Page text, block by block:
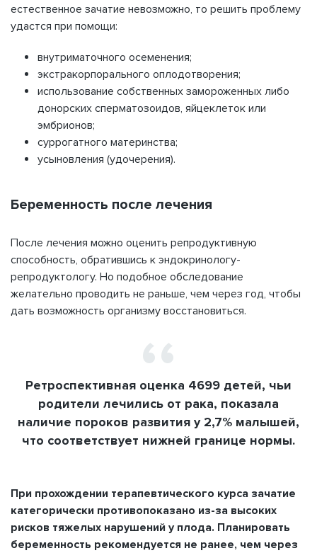
естественное зачатие невозможно, то решить проблему
удастся при помощи:
внутриматочного осеменения;
экстракорпорального оплодотворения;
использование собственных замороженных либо
донорских сперматозоидов, яйцеклеток или
эмбрионов;
суррогатного материнства;
усыновления (удочерения).
Беременность после лечения
После лечения можно оценить репродуктивную
способность, обратившись к эндокринологу-
репродуктологу. Но подобное обследование
желательно проводить не раньше, чем через год, чтобы
дать возможность организму восстановиться.
Ретроспективная оценка 4699 детей, чьи
родители лечились от рака, показала
наличие пороков развития у 2,7% малышей,
что соответствует нижней границе нормы.
При прохождении терапевтического курса зачатие
категорически противопоказано из-за высоких
рисков тяжелых нарушений у плода. Планировать
беременность рекомендуется не ранее, чем через